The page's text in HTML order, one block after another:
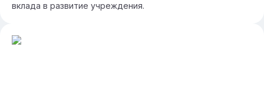
вклада в развитие учреждения.